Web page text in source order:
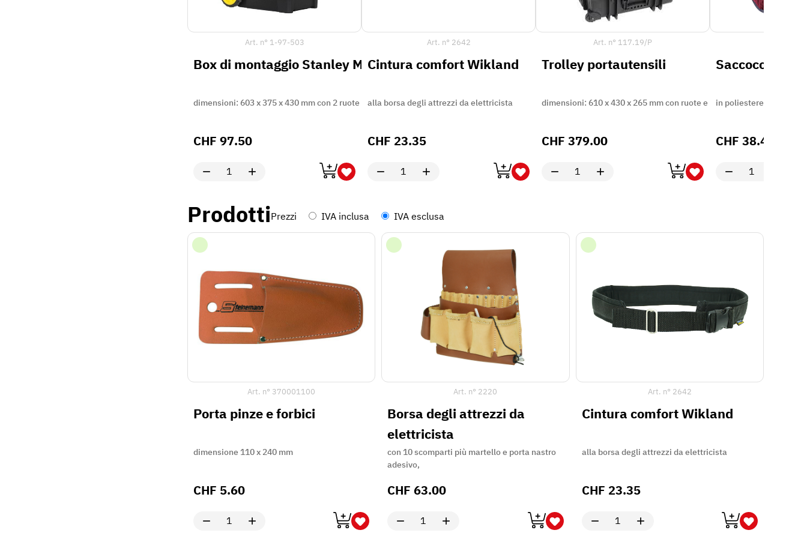
Art. n° 1-97-503
Box di montaggio Stanley Mobile 53 l
dimensioni: 603 x 375 x 430 mm con 2 ruote e maniglia di trasporto
CHF 97.50
Art. n° 2642
Cintura comfort Wikland
alla borsa degli attrezzi da elettricista
CHF 23.35
Art. n° 117.19/P
Trolley portautensili
dimensioni: 610 x 430 x 265 mm con ruote e manico estensibile,
CHF 379.00
Saccoccia
in poliestere, con 9
CHF 38.45
ProdottiPrezzi IVA inclusa IVA esclusa
Art. n° 370001100
Porta pinze e forbici
dimensione 110 x 240 mm
CHF 5.60
Art. n° 2220
Borsa degli attrezzi da
elettricista
con 10 scomparti più martello e porta nastro
adesivo,
CHF 63.00
Art. n° 2642
Cintura comfort Wikland
alla borsa degli attrezzi da elettricista
CHF 23.35